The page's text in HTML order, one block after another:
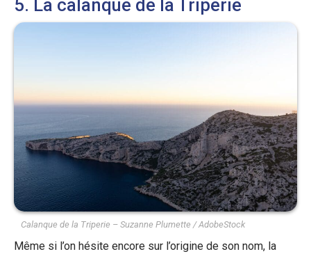
5. La calanque de la Triperie
Calanque de la Triperie – Suzanne Plumette / AdobeStock
Même si l’on hésite encore sur l’origine de son nom, la